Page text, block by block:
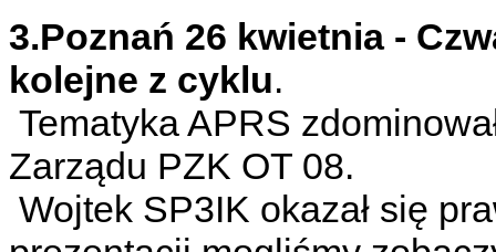
3.Poznań 26 kwietnia -
kolejne z cyklu.
Tematyka APRS
Zarządu PZK OT 08.
Wojtek SP3IK okazał się